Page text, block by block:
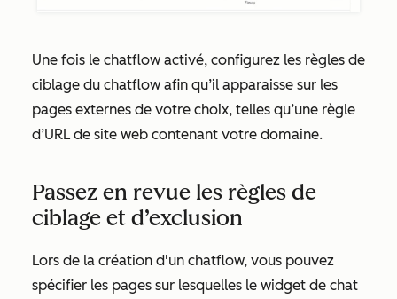
Une fois le chatflow activé, configurez les règles de
ciblage du chatflow afin qu’il apparaisse sur les
pages externes de votre choix, telles qu’une règle
d’URL de site web contenant votre domaine.
Passez en revue les règles de
ciblage et d’exclusion
Lors de la création d'un chatflow, vous pouvez
spécifier les pages sur lesquelles le widget de chat